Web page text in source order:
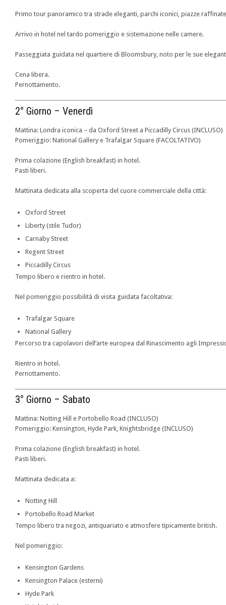
Primo tour panoramico tra strade eleganti, parchi iconici, piazze
Arrivo in hotel nel tardo pomeriggio e sistemazione nelle camere.
Passeggiata guidata nel quartiere di Bloomsbury, noto per le sue
Cena libera.
Pernottamento.
2° Giorno – Venerdì
Mattina: Londra iconica – da Oxford Street a Piccadilly Circus (INCLUSO)
Pomeriggio: National Gallery e Trafalgar Square (FACOLTATIVO)
Prima colazione (English breakfast) in hotel.
Pasti liberi.
Mattinata dedicata alla scoperta del cuore commerciale della città:
Oxford Street
Liberty (stile Tudor)
Carnaby Street
Regent Street
Piccadilly Circus
Tempo libero e rientro in hotel.
Nel pomeriggio possibilità di visita guidata facoltativa:
Trafalgar Square
National Gallery
Percorso tra capolavori dell’arte europea dal Rinascimento agli
Rientro in hotel.
Pernottamento.
3° Giorno – Sabato
Mattina: Notting Hill e Portobello Road (INCLUSO)
Pomeriggio: Kensington, Hyde Park, Knightsbridge (INCLUSO)
Prima colazione (English breakfast) in hotel.
Pasti liberi.
Mattinata dedicata a:
Notting Hill
Portobello Road Market
Tempo libero tra negozi, antiquariato e atmosfere tipicamente british.
Nel pomeriggio:
Kensington Gardens
Kensington Palace (esterni)
Hyde Park